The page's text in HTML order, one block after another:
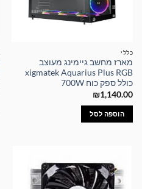
כללי
מארז מחשב גיימינג מעוצב
xigmatek Aquarius Plus RGB
כולל ספק כוח 700W
₪1,140.00
הוספה לסל